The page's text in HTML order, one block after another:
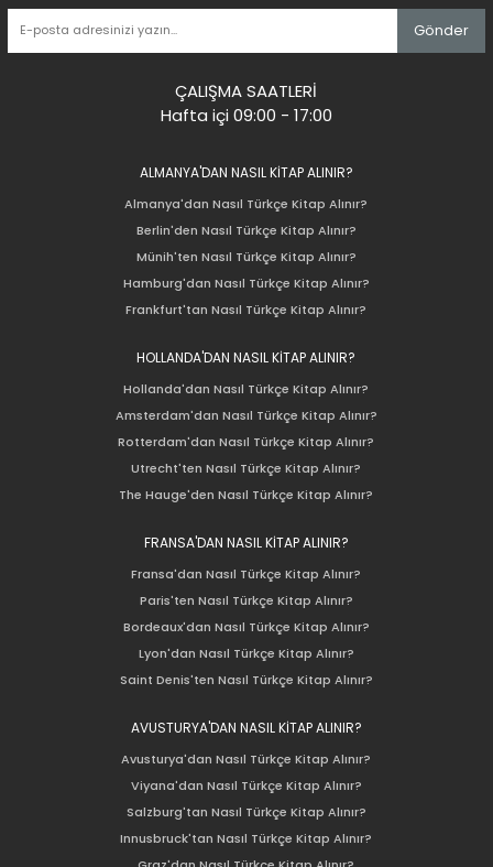
Gönder
ÇALIŞMA SAATLERİ
Hafta içi 09:00 - 17:00
ALMANYA'DAN NASIL KİTAP ALINIR?
Almanya'dan Nasıl Türkçe Kitap Alınır?
Berlin'den Nasıl Türkçe Kitap Alınır?
Münih'ten Nasıl Türkçe Kitap Alınır?
Hamburg'dan Nasıl Türkçe Kitap Alınır?
Frankfurt'tan Nasıl Türkçe Kitap Alınır?
HOLLANDA'DAN NASIL KİTAP ALINIR?
Hollanda'dan Nasıl Türkçe Kitap Alınır?
Amsterdam'dan Nasıl Türkçe Kitap Alınır?
Rotterdam'dan Nasıl Türkçe Kitap Alınır?
Utrecht'ten Nasıl Türkçe Kitap Alınır?
The Hauge'den Nasıl Türkçe Kitap Alınır?
FRANSA'DAN NASIL KİTAP ALINIR?
Fransa'dan Nasıl Türkçe Kitap Alınır?
Paris'ten Nasıl Türkçe Kitap Alınır?
Bordeaux'dan Nasıl Türkçe Kitap Alınır?
Lyon'dan Nasıl Türkçe Kitap Alınır?
Saint Denis'ten Nasıl Türkçe Kitap Alınır?
AVUSTURYA'DAN NASIL KİTAP ALINIR?
Avusturya'dan Nasıl Türkçe Kitap Alınır?
Viyana'dan Nasıl Türkçe Kitap Alınır?
Salzburg'tan Nasıl Türkçe Kitap Alınır?
Innusbruck'tan Nasıl Türkçe Kitap Alınır?